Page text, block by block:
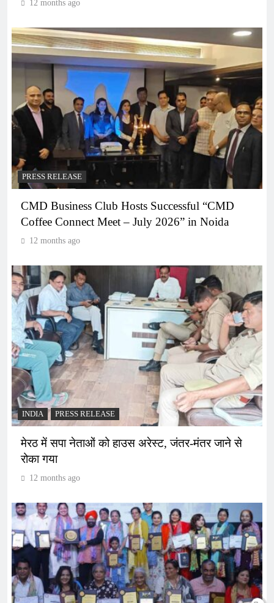
12 months ago
PRESS RELEASE
CMD Business Club Hosts Successful “CMD
Coffee Connect Meet – July 2026” in Noida
12 months ago
INDIA PRESS RELEASE
मेरठ में सपा नेताओं को हाउस अरेस्ट, जंतर-मंतर जाने से
रोका गया
12 months ago